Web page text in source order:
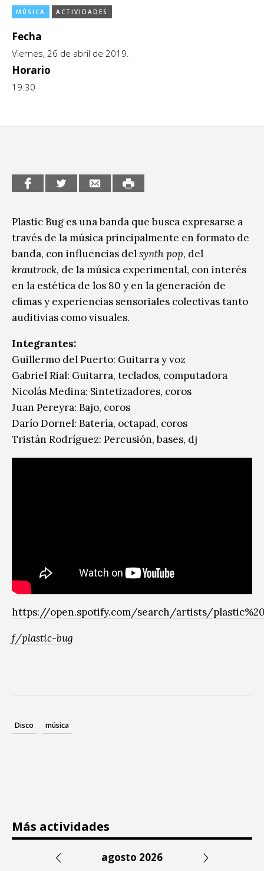
CCE en el interior/libros
Espacio itinerante de lectura infantil
Exposiciones
Formación
Género y Diversidad
Infantil y Juvenil
Música
MÚSICA ACTIVIDADES
Fecha
Viernes, 26 de abril de 2019.
Horario
19:30
Plastic Bug es una banda que busca expresarse a
través de la música principalmente en formato de
banda, con influencias delsynth pop, del
krautrock, de la música experimental, con interés
en la estética de los 80 y en la generación de
climas y experiencias sensoriales colectivas tanto
auditivias como visuales.
Integrantes:
Guillermo del Puerto: Guitarra y voz
Gabriel Rial: Guitarra, teclados, computadora
Nicolás Medina: Sintetizadores, coros
Juan Pereyra: Bajo, coros
Darío Dornel: Batería, octapad, coros
Tristán Rodríguez: Percusión, bases, dj
https://open.spotify.com/search/artists/
f/plastic-bug
Disco música
Más actividades
agosto 2026